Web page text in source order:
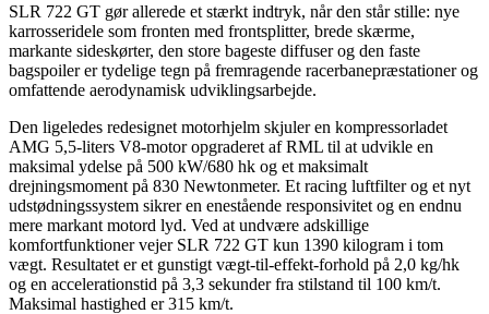
SLR 722 GT gør allerede et stærkt indtryk, når den står stille: nye
karrosseridele som fronten med frontsplitter, brede skærme,
markante sideskørter, den store bageste diffuser og den faste
bagspoiler er tydelige tegn på fremragende racerbanepræstationer og
omfattende aerodynamisk udviklingsarbejde.
Den ligeledes redesignet motorhjelm skjuler en kompressorladet
AMG 5,5-liters V8-motor opgraderet af RML til at udvikle en
maksimal ydelse på 500 kW/680 hk og et maksimalt
drejningsmoment på 830 Newtonmeter. Et racing luftfilter og et nyt
udstødningssystem sikrer en enestående responsivitet og en endnu
mere markant motord lyd. Ved at undvære adskillige
komfortfunktioner vejer SLR 722 GT kun 1390 kilogram i tom
vægt. Resultatet er et gunstigt vægt-til-effekt-forhold på 2,0 kg/hk
og en accelerationstid på 3,3 sekunder fra stilstand til 100 km/t.
Maksimal hastighed er 315 km/t.